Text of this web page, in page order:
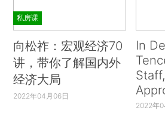
私房课
向松祚：宏观经济70
讲，带你了解国内外
经济大局
2022年04月06日
In
2022年